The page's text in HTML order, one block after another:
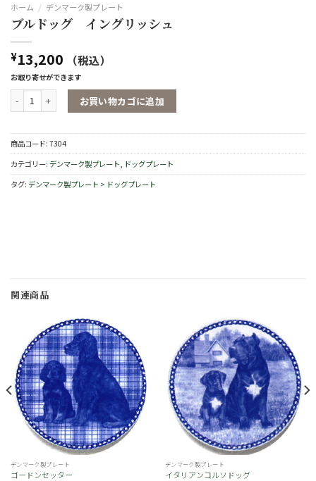
ホーム / デンマーク製プレート
ブルドッグ イングリッシュ
¥13,200 （税込）
お取り寄せができます
ブルドッグ イングリッシュ個
お買い物カゴに追加
商品コード: 7304
カテゴリー: デンマーク製プレート, ドッグプレート
タグ: デンマーク製プレート > ドッグプレート
関連商品
お
気
に
入
り
デンマーク製プレート
ゴードンセッター
お
気
に
入
り
デンマーク製プレート
イタリアンコルソドッグ